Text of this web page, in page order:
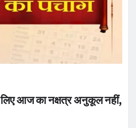
लिए आज का नक्षत्र अनुकूल नहीं,